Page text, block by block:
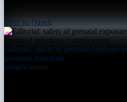
přejít na článek
Editorial: safety of prenatal exposure
postnatal infectious
complications